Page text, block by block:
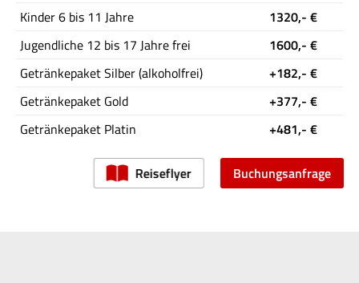
Kinder 6 bis 11 Jahre
1320,- €
Jugendliche 12 bis 17 Jahre frei
1600,- €
Getränkepaket Silber (alkoholfrei)
+182,- €
Getränkepaket Gold
+377,- €
Getränkepaket Platin
+481,- €
Reiseflyer Buchungsanfrage